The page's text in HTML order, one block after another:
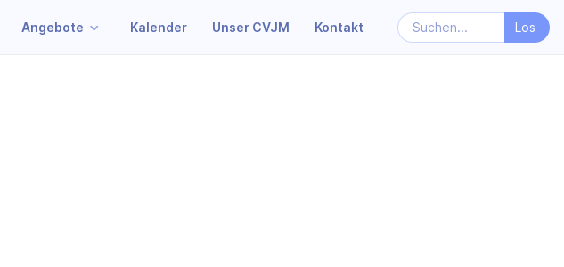
Angebote Kalender Unser CVJM Kontakt